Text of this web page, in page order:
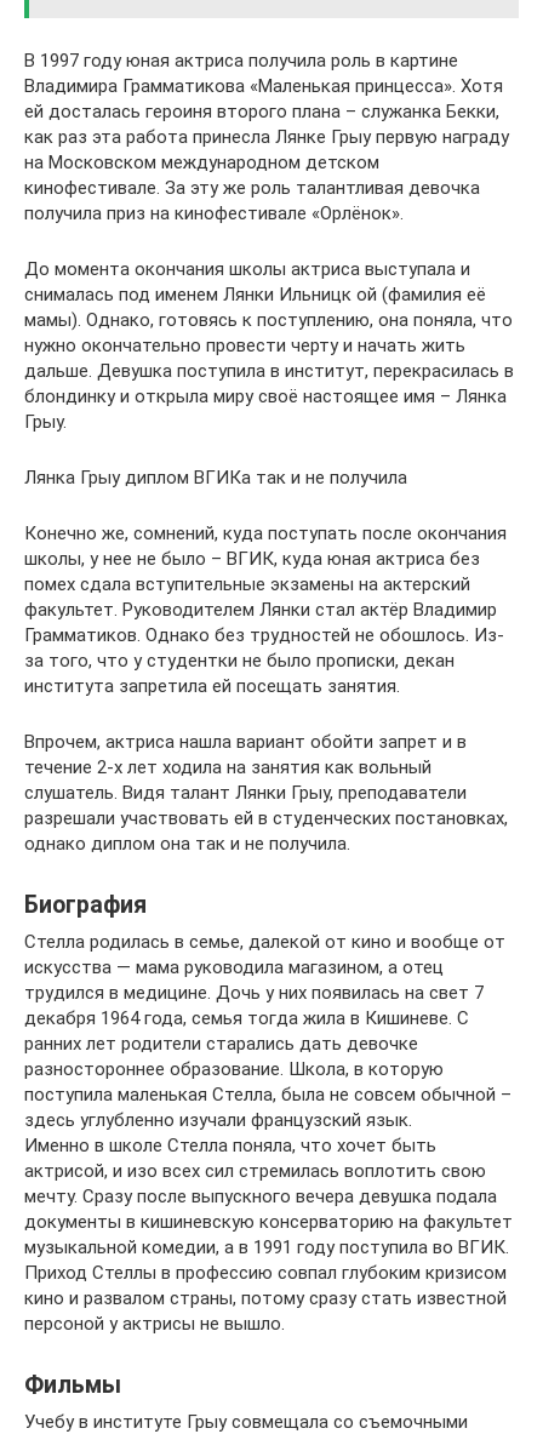
В 1997 году юная актриса получила роль в картине
Владимира Грамматикова «Маленькая принцесса». Хотя
ей досталась героиня второго плана – служанка Бекки,
как раз эта работа принесла Лянке Грыу первую награду
на Московском международном детском
кинофестивале. За эту же роль талантливая девочка
получила приз на кинофестивале «Орлёнок».
До момента окончания школы актриса выступала и
снималась под именем Лянки Ильницк ой (фамилия её
мамы). Однако, готовясь к поступлению, она поняла, что
нужно окончательно провести черту и начать жить
дальше. Девушка поступила в институт, перекрасилась в
блондинку и открыла миру своё настоящее имя – Лянка
Грыу.
Лянка Грыу диплом ВГИКа так и не получила
Конечно же, сомнений, куда поступать после окончания
школы, у нее не было – ВГИК, куда юная актриса без
помех сдала вступительные экзамены на актерский
факультет. Руководителем Лянки стал актёр Владимир
Грамматиков. Однако без трудностей не обошлось. Из-
за того, что у студентки не было прописки, декан
института запретила ей посещать занятия.
Впрочем, актриса нашла вариант обойти запрет и в
течение 2-х лет ходила на занятия как вольный
слушатель. Видя талант Лянки Грыу, преподаватели
разрешали участвовать ей в студенческих постановках,
однако диплом она так и не получила.
Биография
Стелла родилась в семье, далекой от кино и вообще от
искусства — мама руководила магазином, а отец
трудился в медицине. Дочь у них появилась на свет 7
декабря 1964 года, семья тогда жила в Кишиневе. С
ранних лет родители старались дать девочке
разностороннее образование. Школа, в которую
поступила маленькая Стелла, была не совсем обычной –
здесь углубленно изучали французский язык.
Именно в школе Стелла поняла, что хочет быть
актрисой, и изо всех сил стремилась воплотить свою
мечту. Сразу после выпускного вечера девушка подала
документы в кишиневскую консерваторию на факультет
музыкальной комедии, а в 1991 году поступила во ВГИК.
Приход Стеллы в профессию совпал глубоким кризисом
кино и развалом страны, потому сразу стать известной
персоной у актрисы не вышло.
Фильмы
Учебу в институте Грыу совмещала со съемочными